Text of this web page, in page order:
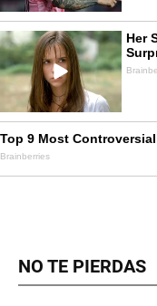
NO TE PIERDAS